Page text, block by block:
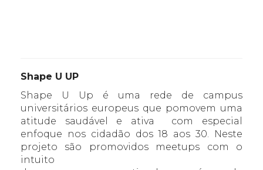
Shape U UP
Shape U Up é uma rede de campus
universitários europeus que pomovem uma
atitude saudável e ativa com especial
enfoque nos cidadão dos 18 aos 30. Neste
projeto são promovidos meetups com o
intuito